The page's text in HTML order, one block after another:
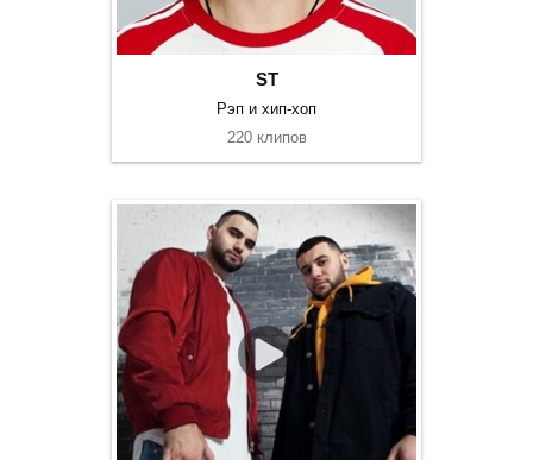
ST
Рэп и хип-хоп
220 клипов